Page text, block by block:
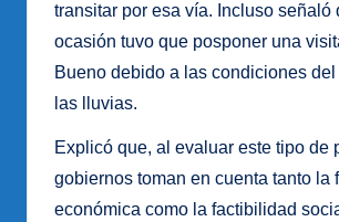
transitar por esa vía. Incluso señaló
ocasión tuvo que posponer una
Bueno debido a las condiciones
las lluvias.
Explicó que, al evaluar este tipo de
gobiernos toman en cuenta tanto la
económica como la factibilidad